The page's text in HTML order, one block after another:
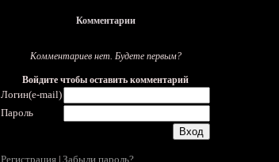
Комментарии
Комментариев нет. Будете первым?
Войдите чтобы оставить комментарий
Логин(e-mail)
Пароль
Регистрация Забыли пароль?